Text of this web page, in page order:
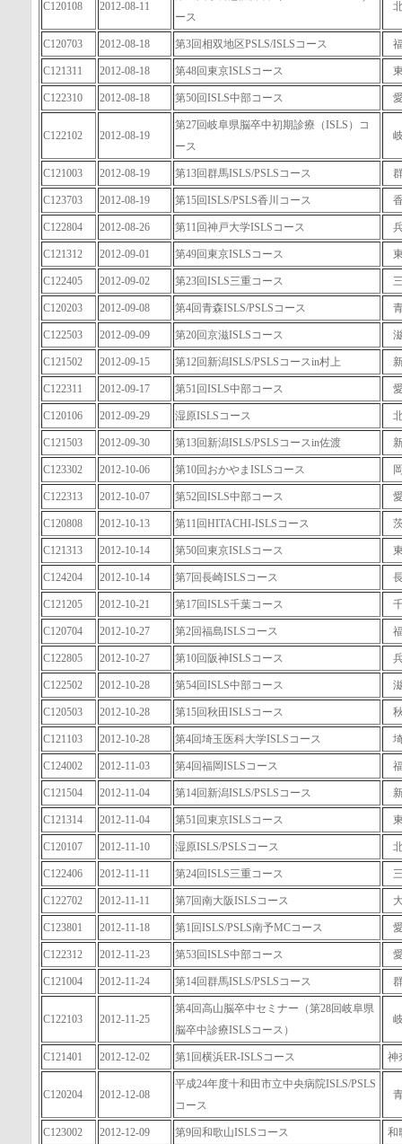
C120108 2012-08-11
ース
C120703 2012-08-18 第3回相双地区PSLS/ISLSコース
C121311 2012-08-18 第48回東京ISLSコース
C122310 2012-08-18 第50回ISLS中部コース
C122102 2012-08-19
第27回岐阜県脳卒中初期診療（ISLS）コ
ース
C121003 2012-08-19 第13回群馬ISLS/PSLSコース
C123703 2012-08-19 第15回ISLS/PSLS香川コース
C122804 2012-08-26 第11回神戸大学ISLSコース
C121312 2012-09-01 第49回東京ISLSコース
C122405 2012-09-02 第23回ISLS三重コース
C120203 2012-09-08 第4回青森ISLS/PSLSコース
C122503 2012-09-09 第20回京滋ISLSコース
C121502 2012-09-15 第12回新潟ISLS/PSLSコースin村上
C122311 2012-09-17 第51回ISLS中部コース
C120106 2012-09-29 湿原ISLSコース
C121503 2012-09-30 第13回新潟ISLS/PSLSコースin佐渡
C123302 2012-10-06 第10回おかやまISLSコース
C122313 2012-10-07 第52回ISLS中部コース
C120808 2012-10-13 第11回HITACHI-ISLSコース
C121313 2012-10-14 第50回東京ISLSコース
C124204 2012-10-14 第7回長崎ISLSコース
C121205 2012-10-21 第17回ISLS千葉コース
C120704 2012-10-27 第2回福島ISLSコース
C122805 2012-10-27 第10回阪神ISLSコース
C122502 2012-10-28 第54回ISLS中部コース
C120503 2012-10-28 第15回秋田ISLSコース
C121103 2012-10-28 第4回埼玉医科大学ISLSコース
C124002 2012-11-03 第4回福岡ISLSコース
C121504 2012-11-04 第14回新潟ISLS/PSLSコース
C121314 2012-11-04 第51回東京ISLSコース
C120107 2012-11-10 湿原ISLS/PSLSコース
C122406 2012-11-11 第24回ISLS三重コース
C122702 2012-11-11 第7回南大阪ISLSコース
C123801 2012-11-18 第1回ISLS/PSLS南予MCコース
C122312 2012-11-23 第53回ISLS中部コース
C121004 2012-11-24 第14回群馬ISLS/PSLSコース
C122103 2012-11-25
第4回高山脳卒中セミナー（第28回岐阜県
脳卒中診療ISLSコース）
C121401 2012-12-02 第1回横浜ER-ISLSコース 神
C120204 2012-12-08
平成24年度十和田市立中央病院ISLS/PSLS
コース
C123002 2012-12-09 第9回和歌山ISLSコース 和